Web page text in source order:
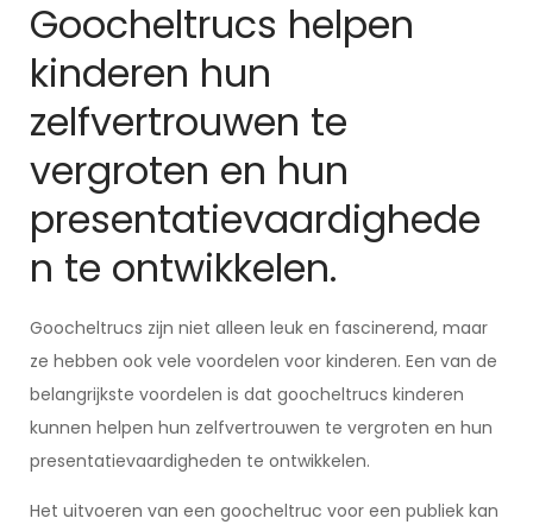
Goocheltrucs helpen
kinderen hun
zelfvertrouwen te
vergroten en hun
presentatievaardighede
n te ontwikkelen.
Goocheltrucs zijn niet alleen leuk en fascinerend, maar
ze hebben ook vele voordelen voor kinderen. Een van de
belangrijkste voordelen is dat goocheltrucs kinderen
kunnen helpen hun zelfvertrouwen te vergroten en hun
presentatievaardigheden te ontwikkelen.
Het uitvoeren van een goocheltruc voor een publiek kan